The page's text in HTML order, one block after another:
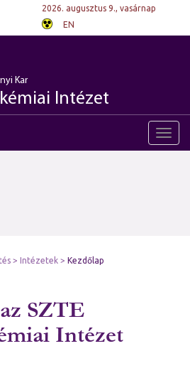
2026. augusztus 9., vasárnap
EN
Kar
Intézet
Intézetek Kezdőlap
SZTE
Intézet